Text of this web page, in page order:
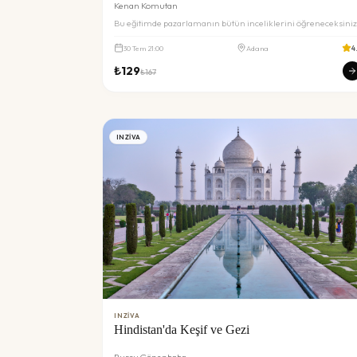
Kenan Komutan
Bu eğitimde pazarlamanın bütün inceliklerini öğreneceksiniz
30Tem 21:00 Adana
₺129₺167
INZIVA
INZIVA
Hindistan'da Keşif ve Gezi